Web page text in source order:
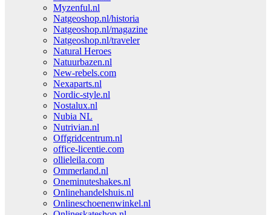
Myzenful.nl
Natgeoshop.nl/historia
Natgeoshop.nl/magazine
Natgeoshop.nl/traveler
Natural Heroes
Natuurbazen.nl
New-rebels.com
Nexaparts.nl
Nordic-style.nl
Nostalux.nl
Nubia NL
Nutrivian.nl
Offgridcentrum.nl
office-licentie.com
ollieleila.com
Ommerland.nl
Oneminuteshakes.nl
Onlinehandelshuis.nl
Onlineschoenenwinkel.nl